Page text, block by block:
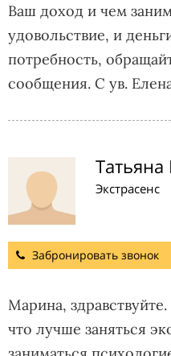
Ваш доход и чем
удовольствие, и
потребность,
сообщения. С ув.
Татьяна
Экстрасенс
Забронировать звонок
Марина,
что лучше заняться